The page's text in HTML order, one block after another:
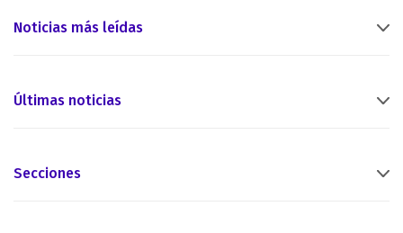
Noticias más leídas
Últimas noticias
Secciones